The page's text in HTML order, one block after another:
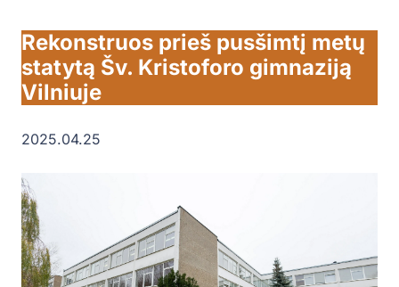
Rekonstruos prieš pusšimtį metų
statytą Šv. Kristoforo gimnaziją
Vilniuje
2025.04.25